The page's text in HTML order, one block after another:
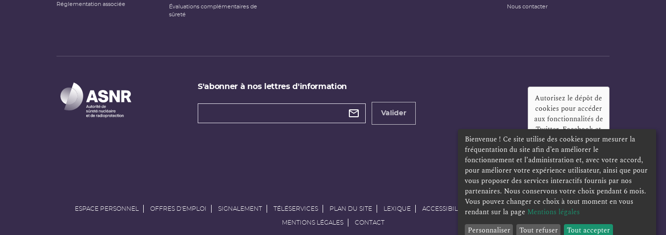
Réglementation associée
Évaluations complémentaires de
sûreté
Nous contacter
S'abonner à nos lettres d'information
Types de
Valider
Autorisez le dépôt de
cookies pour accéder
aux fonctionnalités de
Twitter, Facebook et
LinkedIn?
Oui
Toujours
ESPACE PERSONNEL OFFRES D'EMPLOI SIGNALEMENT TÉLÉSERVICES PLAN DU SITE LEXIQUE ACCESSIBILITÉ POLITIQUE DE CONFIDENTIALITÉ
MENTIONS LÉGALES CONTACT
Bienvenue ! Ce site utilise des cookies pour mesurer la
fréquentation du site afin d’en améliorer le
fonctionnement et l’administration et, avec votre accord,
pour améliorer votre expérience utilisateur, ainsi que pour
vous proposer des services interactifs fournis par nos
partenaires. Nous conservons votre choix pendant 6 mois.
Vous pouvez changer ce choix à tout moment en vous
rendant sur la page Mentions légales
Personnaliser
Tout refuser Tout accepter